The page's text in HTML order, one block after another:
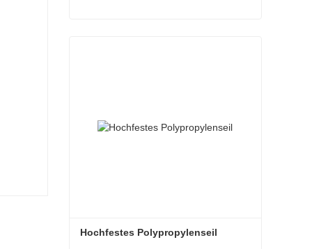
Hochfestes Polypropylenseil